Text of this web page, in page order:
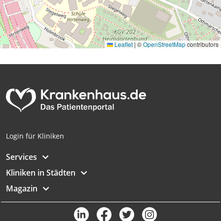
Leaflet | ©OpenStreetMapcontributors
Login für Kliniken
Services
Kliniken in Städten
Magazin